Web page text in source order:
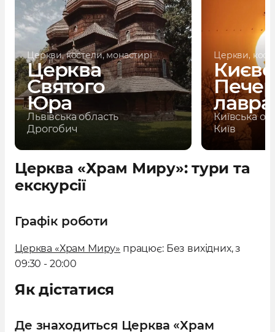
Церкви, костели, монастирі
Церква
Святого
Юра
Львівська область
Дрогобич
Церкви,
лавра
Київська
Київ
Церква «Храм Миру»: тури та
екскурсії
Графік роботи
Церква «Храм Миру» працює: Без вихідних, з
09:30 - 20:00
Як дістатися
Де знаходиться Церква «Храм